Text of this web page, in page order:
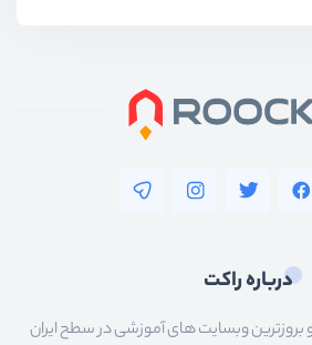
درباره راکت
بروزترین وبسایت های آموزشی در سطح ایران